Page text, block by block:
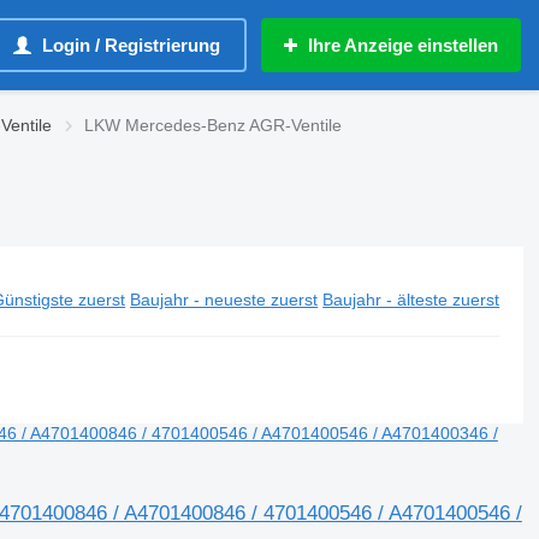
Login / Registrierung Ihre Anzeige einstellen
LKW Mercedes-Benz AGR-Ventile
zuerst Baujahr - neueste zuerst Baujahr - älteste zuerst
/ A4701400846 / 4701400546 / A4701400546 /